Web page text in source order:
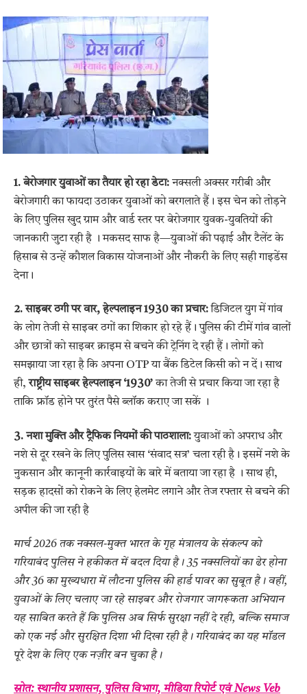
1. बेरोजगार युवाओं का तैयार हो रहा डेटा: नक्सली अक्सर गरीबी और
बेरोजगारी का फायदा उठाकर युवाओं को बरगलाते हैं। इस चेन को तोड़ने
के लिए पुलिस खुद ग्राम और वार्ड स्तर पर बेरोजगार युवक-युवतियों की
जानकारी जुटा रही है । मकसद साफ है—युवाओं की पढ़ाई और टैलेंट के
हिसाब से उन्हें कौशल विकास योजनाओं और नौकरी के लिए सही गाइडेंस
देना।
2. साइबर ठगी पर वार, हेल्पलाइन 1930 का प्रचार:डिजिटल युग में गांव
के लोग तेजी से साइबर ठगों का शिकार हो रहे हैं। पुलिस की टीमें गांव वालों
और छात्रों को साइबर क्राइम से बचने की ट्रेनिंग दे रही हैं। लोगों को
समझाया जा रहा है कि अपना OTP या बैंक डिटेल किसी को न दें। साथ
ही,राष्ट्रीय साइबर हेल्पलाइन ‘1930’का तेजी से प्रचार किया जा रहा है
ताकि फ्रॉड होने पर तुरंत पैसे ब्लॉक कराए जा सकें ।
3. नशा मुक्ति और ट्रैफिक नियमों की पाठशाला:युवाओं को अपराध और
नशे से दूर रखने के लिए पुलिस खास ‘संवाद सत्र’ चला रही है। इसमें नशे के
नुकसान और कानूनी कार्रवाइयों के बारे में बताया जा रहा है । साथ ही,
सड़क हादसों को रोकने के लिए हेलमेट लगाने और तेज रफ्तार से बचने की
अपील की जा रही है
मार्च 2026 तक नक्सल-मुक्त भारत के गृह मंत्रालय के संकल्प को
गरियाबंद पुलिस ने हकीकत में बदल दिया है। 35 नक्सलियों का ढेर होना
और 36 का मुख्यधारा में लौटना पुलिस की हार्ड पावर का सुबूत है। वहीं,
युवाओं के लिए चलाए जा रहे साइबर और रोजगार जागरूकता अभियान
यह साबित करते हैं कि पुलिस अब सिर्फ सुरक्षा नहीं दे रही, बल्कि समाज
को एक नई और सुरक्षित दिशा भी दिखा रही है। गरियाबंद का यह मॉडल
पूरे देश के लिए एक नज़ीर बन चुका है।
स्रोत: स्थानीय प्रशासन, पुलिस विभाग, मीडिया रिपोर्ट एवं News Veb